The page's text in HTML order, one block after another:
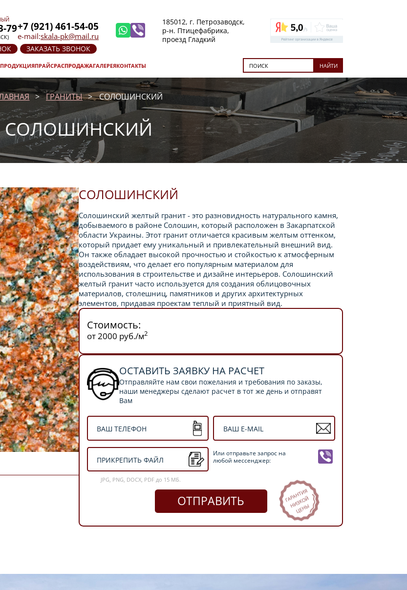
79+7 (921) 461-54-05
e-mail:skala-pk@mail.ru
ЗАКАЗАТЬ ЗВОНОК
185012, г. Петрозаводск,
р-н. Птицефабрика,
проезд Гладкий
ПРАЙСРАСПРОДАЖАГАЛЕРЕЯКОНТАКТЫ НАЙТИ
ГРАНИТЫ СОЛОШИНСКИЙ
СОЛОШИНСКИЙ
СОЛОШИНСКИЙ
Солошинский желтый гранит - это разновидность натурального камня,
добываемого в районе Солошин, который расположен в Закарпатской
области Украины. Этот гранит отличается красивым желтым оттенком,
который придает ему уникальный и привлекательный внешний вид.
Он также обладает высокой прочностью и стойкостью к атмосферным
воздействиям, что делает его популярным материалом для
использования в строительстве и дизайне интерьеров. Солошинский
желтый гранит часто используется для создания облицовочных
материалов, столешниц, памятников и других архитектурных
элементов, придавая проектам теплый и приятный вид.
Стоимость:
от 2000 руб./м2
ОСТАВИТЬ ЗАЯВКУ НА РАСЧЕТ
Отправляйте нам свои пожелания и требования по заказы,
наши менеджеры сделают расчет в тот же день и отправят
Вам
ПРИКРЕПИТЬ ФАЙЛ
JPG, PNG, DOCX, PDF до 15 МБ.
Или отправьте запрос на
любой мессенджер:
ОТПРАВИТЬ